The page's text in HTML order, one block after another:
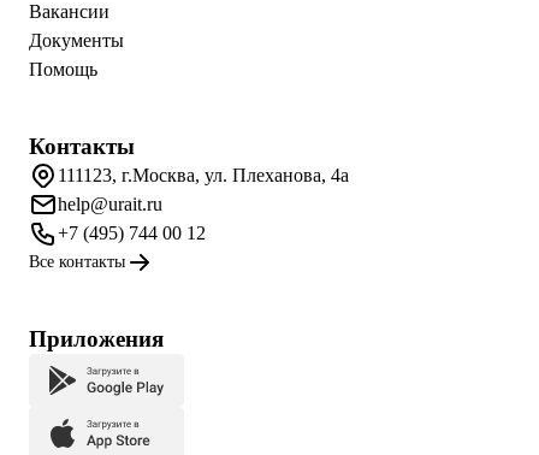
Вакансии
Документы
Помощь
Контакты
111123, г.Москва, ул. Плеханова, 4а
help@urait.ru
+7 (495) 744 00 12
Все контакты
Приложения